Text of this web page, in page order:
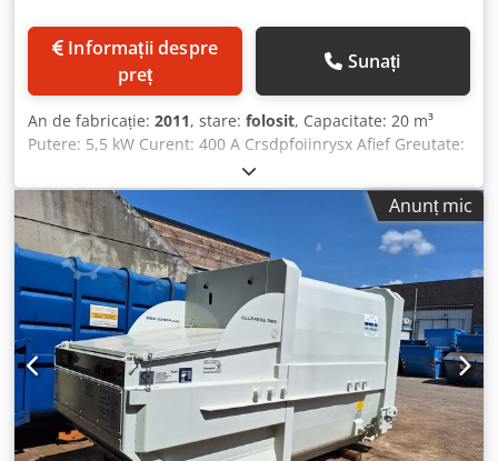
preț
Sunați
An de fabricație: 2011, stare: folosit, Capacitate: 20 m³
Putere: 5,5 kW Curent: 400 A Crsdpfoiinrysx Afief Greutate:
Anunț mic